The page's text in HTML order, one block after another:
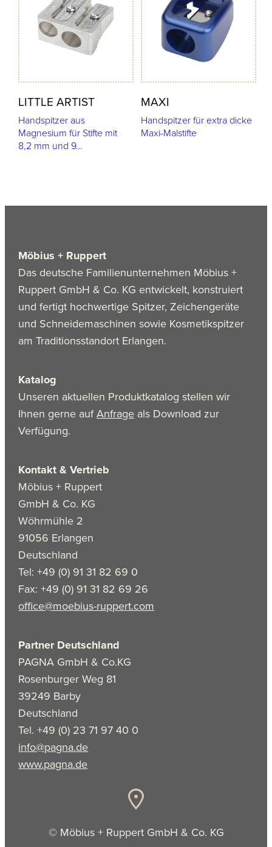
LITTLE ARTIST
Handspitzer aus
Magnesium für Stifte mit
8,2 mm und 9…
MAXI
Handspitzer für extra dicke
Maxi-Malstifte
Möbius + Ruppert
Das deutsche Familienunternehmen Möbius +
Ruppert GmbH & Co. KG entwickelt, konstruiert
und fertigt hochwertige Spitzer, Zeichengeräte
und Schneidemaschinen sowie Kosmetikspitzer
am Traditionsstandort Erlangen.
Katalog
Unseren aktuellen Produktkatalog stellen wir
Ihnen gerne aufAnfrage als Download zur
Verfügung.
Kontakt & Vertrieb
Möbius + Ruppert
GmbH & Co. KG
Wöhrmühle 2
91056 Erlangen
Deutschland
Tel: +49 (0) 91 31 82 69 0
Fax: +49 (0) 91 31 82 69 26
office@moebius-ruppert.com
Partner Deutschland
PAGNA GmbH & Co.KG
Rosenburger Weg 81
39249 Barby
Deutschland
Tel. +49 (0) 23 71 97 40 0
info@pagna.de
www.pagna.de
© Möbius + Ruppert GmbH & Co. KG